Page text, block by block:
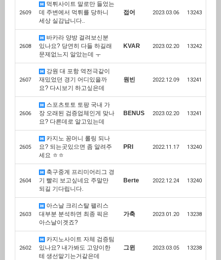
2609
먹튀사이트 말로만 들었는
데 주변에서 먹튀를 당하니
세상 실감납니다..
접어 2023.03.06 13243
2608
바카라 양방 걸려보신분
있나요? 당연히 다들 하길래
문제없느지 알았는데 ㅜ
KVAR 2023.02.20 13242
2607
강원 대 포항 역전극같이
재밌었던 경기 어디있을까
요? 다시보기 하고싶은데
원빈 2022.12.09 13241
2606
스포츠토토 토팡 국내 가
장 오래된 검증업체인게 맞나
요? 다른데로 알고있는데
BENUS 2023.02.20 13241
2605
카지노 꽁머니 롤링 되나
요? 되는곳있으면 좀 알려주
세요 ㅎㅎ
PRI 2022.11.17 13240
2604
축구중계 프리미어리그 경
기 빨리 보고싶네요 주말만
되길 기다립니다.
Berte 2022.12.24 13240
2603
아스날 크리스탈 팰리스
대부분 분석하면 최종 픽은
아스날이겟죠?
가축 2023.01.20 13238
2602
카지노사이트 자체 검증팀
있나요? 내가봐도 고양이한
테 생선맡기는거같은데
그윈 2023.03.05 13238